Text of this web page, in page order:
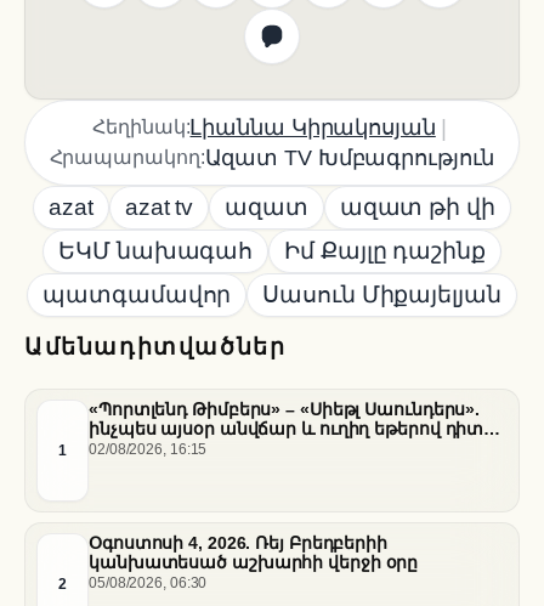
Ամենադիտվածներ
1
«Պորտլենդ Թիմբերս» – «Սիեթլ Սաունդերս».
ինչպես այսօր անվճար և ուղիղ եթերով դիտել
հանդիպումը
02/08/2026, 16:15
2
Օգոստոսի 4, 2026. Ռեյ Բրեդբերիի
կանխատեսած աշխարհի վերջի օրը
05/08/2026, 06:30
Հեղինակ:Լիաննա Կիրակոսյան |
Հրապարակող:Ազատ TV Խմբագրություն
azat azat tv ազատ
ազատ թի վի
ԵԿՄ նախագահ
Իմ Քայլը դաշինք
պատգամավոր
Սասուն Միքայելյան